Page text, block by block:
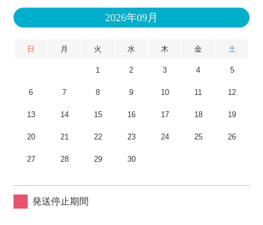
2026年09月
日 月 火 水 木 金 土
1 2 3 4 5
6 7 8 9 10 11 12
13 14 15 16 17 18 19
20 21 22 23 24 25 26
27 28 29 30
発送停止期間